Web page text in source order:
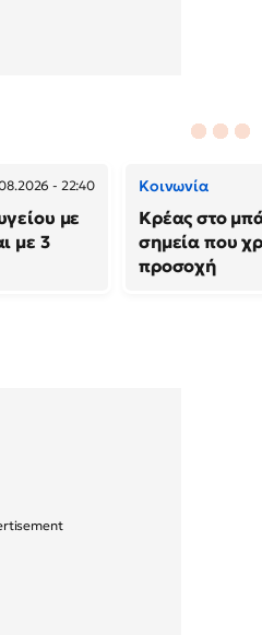
- 22:40
με
με 3
Κοινωνία
Κρέας στο
σημεία που
προσοχή